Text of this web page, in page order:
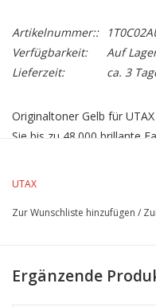
Artikelnummer::
Verfügbarkeit:
Auf
Lieferzeit:
ca. 3
Originaltoner Gelb für
Sie bis zu 48.000 brillante
UTAX
Zur Wunschliste hinzufügen /
Ergänzende